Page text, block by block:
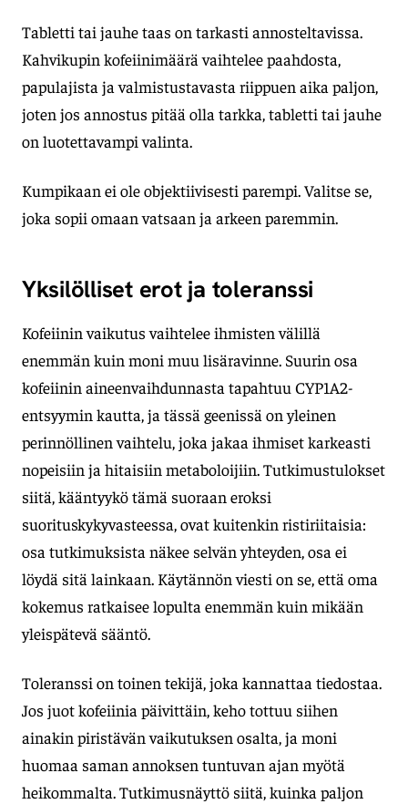
Tabletti tai jauhe taas on tarkasti annosteltavissa.
Kahvikupin kofeiinimäärä vaihtelee paahdosta,
papulajista ja valmistustavasta riippuen aika paljon,
joten jos annostus pitää olla tarkka, tabletti tai jauhe
on luotettavampi valinta.
Kumpikaan ei ole objektiivisesti parempi. Valitse se,
joka sopii omaan vatsaan ja arkeen paremmin.
Yksilölliset erot ja toleranssi
Kofeiinin vaikutus vaihtelee ihmisten välillä
enemmän kuin moni muu lisäravinne. Suurin osa
kofeiinin aineenvaihdunnasta tapahtuu CYP1A2-
entsyymin kautta, ja tässä geenissä on yleinen
perinnöllinen vaihtelu, joka jakaa ihmiset karkeasti
nopeisiin ja hitaisiin metaboloijiin. Tutkimustulokset
siitä, kääntyykö tämä suoraan eroksi
suorituskykyvasteessa, ovat kuitenkin ristiriitaisia:
osa tutkimuksista näkee selvän yhteyden, osa ei
löydä sitä lainkaan. Käytännön viesti on se, että oma
kokemus ratkaisee lopulta enemmän kuin mikään
yleispätevä sääntö.
Toleranssi on toinen tekijä, joka kannattaa tiedostaa.
Jos juot kofeiinia päivittäin, keho tottuu siihen
ainakin piristävän vaikutuksen osalta, ja moni
huomaa saman annoksen tuntuvan ajan myötä
heikommalta. Tutkimusnäyttö siitä, kuinka paljon